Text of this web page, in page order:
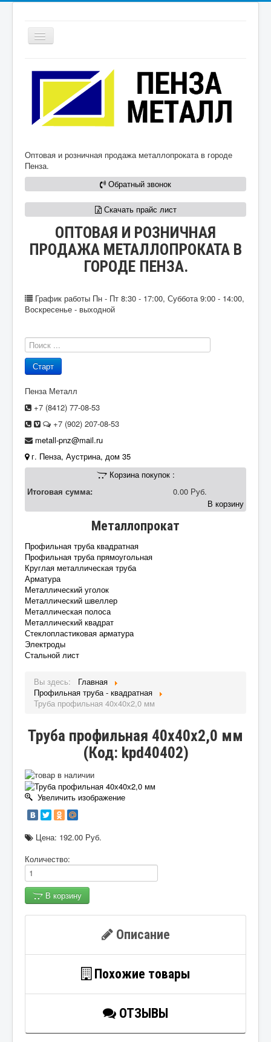
ПРОФИЛЬНАЯ ТРУБА КВАДРАТНАЯ
ПРОФИЛЬНАЯ ТРУБА ПРЯМОУГОЛЬНАЯ
ШВЕЛЛЕР
Оптовая и розничная продажа металлопроката в городе
Пенза.
Обратный звонок
Скачать прайс лист
Ваш телефон:
Закрыть
ОПТОВАЯ И РОЗНИЧНАЯ
ПРОДАЖА МЕТАЛЛОПРОКАТА В
ГОРОДЕ ПЕНЗА.
График работы Пн - Пт 8:30 - 17:00, Суббота 9:00 - 14:00,
Воскресенье - выходной
Пенза Металл
+7 (8412) 77-08-53
+7 (902) 207-08-53
metall-pnz@mail.ru
г. Пенза, Аустрина, дом 35
Корзина покупок :
Итоговая сумма:
0.00 Руб.
В корзину
Металлопрокат
Профильная труба квадратная
Профильная труба прямоугольная
Круглая металлическая труба
Арматура
Металлический уголок
Металлический швеллер
Металлическая полоса
Металлический квадрат
Стеклопластиковая арматура
Электроды
Стальной лист
Вы здесь:
Главная
Профильная труба - квадратная
Труба профильная 40х40х2,0 мм
Труба профильная 40х40х2,0 мм
(Код: kpd40402)
Увеличить изображение
Цена: 192.00 Руб.
Количество:
В корзину
Описание
Похожие товары
ОТЗЫВЫ